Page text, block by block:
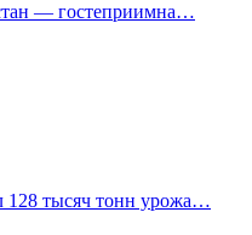
— гостеприимна…
128 тысяч тонн урожа…